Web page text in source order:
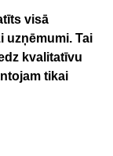
visā
uzņēmumi. Tai
kvalitatīvu
tikai